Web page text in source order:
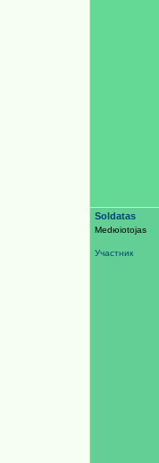
Soldatas
Medюiotojas
Участник